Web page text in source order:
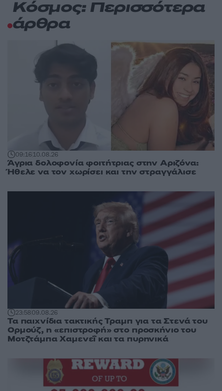
Κόσμος: Περισσότερα
άρθρα
09:1610.08.26
Άγρια δολοφονία φοιτήτριας στην Αριζόνα:
Ήθελε να τον χωρίσει και την στραγγάλισε
23:5809.08.26
Τα παιχνίδια τακτικής Τραμπ για τα Στενά του
Ορμούζ, η «επιστροφή» στο προσκήνιο του
Μοτζτάμπα Χαμενεΐ και τα πυρηνικά